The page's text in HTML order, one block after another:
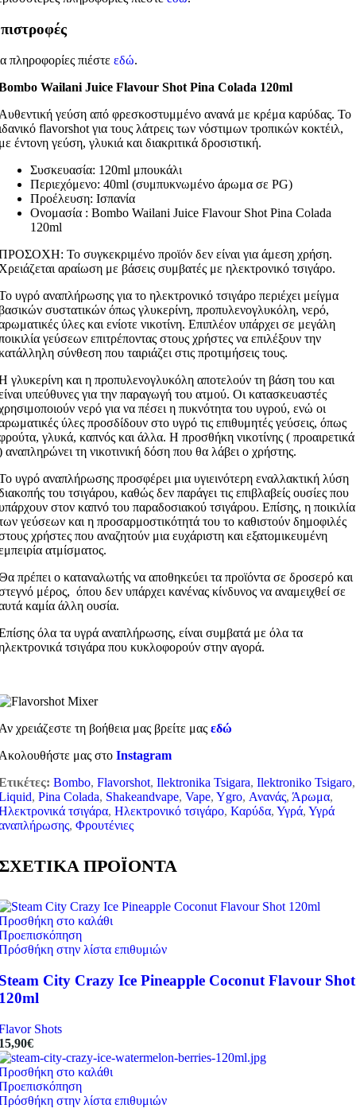
πληροφορίες πιέστε εδώ.
Wailani Juice Flavour Shot Pina Colada 120ml
γεύση από φρεσκοστυμμένο ανανά με κρέμα καρύδας. Το
flavorshot για τους λάτρεις των νόστιμων τροπικών κοκτέιλ,
έντονη γεύση, γλυκιά και διακριτικά δροσιστική.
Συσκευασία: 120ml μπουκάλι
Περιεχόμενο: 40ml (συμπυκνωμένο άρωμα σε PG)
Προέλευση: Ισπανία
Ονομασία : Bombo Wailani Juice Flavour Shot Pina Colada
120ml
Το συγκεκριμένο προϊόν δεν είναι για άμεση χρήση.
αραίωση με βάσεις συμβατές με ηλεκτρονικό τσιγάρο.
υγρό αναπλήρωσης για το ηλεκτρονικό τσιγάρο περιέχει μείγμα
συστατικών όπως γλυκερίνη, προπυλενογλυκόλη, νερό,
ύλες και ενίοτε νικοτίνη. Επιπλέον υπάρχει σε μεγάλη
γεύσεων επιτρέποντας στους χρήστες να επιλέξουν την
σύνθεση που ταιριάζει στις προτιμήσεις τους.
γλυκερίνη και η προπυλενογλυκόλη αποτελούν τη βάση του και
υπεύθυνες για την παραγωγή του ατμού. Οι κατασκευαστές
νερό για να πέσει η πυκνότητα του υγρού, ενώ οι
ύλες προσδίδουν στο υγρό τις επιθυμητές γεύσεις, όπως
γλυκά, καπνός και άλλα. Η προσθήκη νικοτίνης ( προαιρετικά
αναπληρώνει τη νικοτινική δόση που θα λάβει ο χρήστης.
υγρό αναπλήρωσης προσφέρει μια υγιεινότερη εναλλακτική λύση
του τσιγάρου, καθώς δεν παράγει τις επιβλαβείς ουσίες που
στον καπνό του παραδοσιακού τσιγάρου. Επίσης, η ποικιλία
γεύσεων και η προσαρμοστικότητά του το καθιστούν δημοφιλές
χρήστες που αναζητούν μια ευχάριστη και εξατομικευμένη
ατμίσματος.
πρέπει ο καταναλωτής να αποθηκεύει τα προϊόντα σε δροσερό και
μέρος, όπου δεν υπάρχει κανένας κίνδυνος να αναμειχθεί σε
καμία άλλη ουσία.
όλα τα υγρά αναπλήρωσης, είναι συμβατά με όλα τα
τσιγάρα που κυκλοφορούν στην αγορά.
χρειάζεστε τη βοήθεια μας βρείτε μας εδώ
μας στο Instagram
Bombo, Flavorshot, Ilektronika Tsigara, Ilektroniko Tsigaro,
, Pina Colada, Shakeandvape, Vape, Ygro, Ανανάς, Άρωμα,
τσιγάρα, Ηλεκτρονικό τσιγάρο, Καρύδα, Υγρά, Υγρά
, Φρουτένιες
ΠΡΟΪΟΝΤΑ
στο καλάθι
στην λίστα επιθυμιών
City Crazy Ice Pineapple Coconut Flavour Shot
Shots
€
στο καλάθι
στην λίστα επιθυμιών